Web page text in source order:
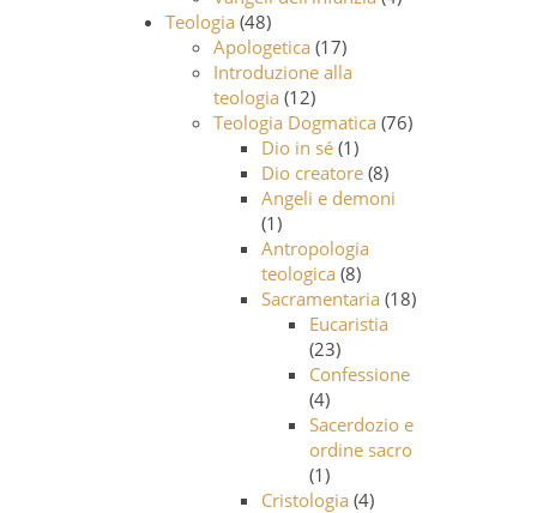
Teologia (48)
Apologetica (17)
Introduzione alla
teologia (12)
Teologia Dogmatica (76)
Dio in sé(1)
Dio creatore(8)
Angeli e demoni
(1)
Antropologia
teologica (8)
Sacramentaria (18)
Eucaristia
(23)
Confessione
(4)
Sacerdozio e
ordine sacro
(1)
Cristologia (4)